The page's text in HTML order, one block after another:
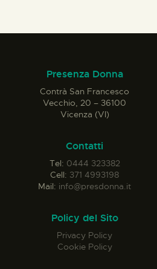
Presenza Donna
Contrà San Francesco
Vecchio, 20 – 36100
Vicenza (VI)
Contatti
Tel: 0444 323382
Cell: 371 4993198
Mail: info@presdonna.it
Policy del Sito
Privacy Policy
Cookie Policy